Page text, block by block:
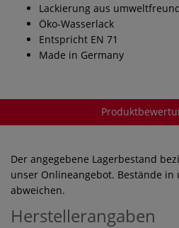
Lackierung aus
Öko-Wasserlack
Entspricht EN 71
Made in Germany
Der angegebene Lagerbestand
unser Onlineangebot. Bestände in
abweichen.
Herstellerangaben